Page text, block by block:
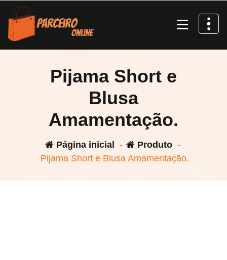
Pular
para
conteúdo
Pijama Short e
Blusa
Amamentação.
Página inicial - Produto -
Pijama Short e Blusa Amamentação.